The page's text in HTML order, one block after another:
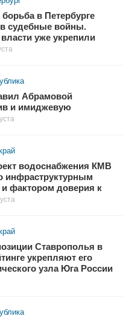
в Петербурге
судебные войны.
уже укрепили
Абрамовой
и имиджевую
водоснабжения КМВ
инфраструктурным
фактором доверия к
Ставрополья в
укрепляют его
узла Юга России